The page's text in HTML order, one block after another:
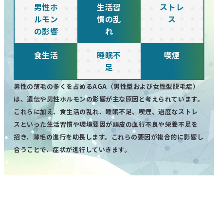
男性ホ
ルモン
の影響
生活習
慣の乱
れ
ストレ
ス
食生活
睡眠不
足
喫煙
男性の薄毛の多くを占めるAGA（男性型および女性型脱毛症）
は、遺伝や男性ホルモンの影響が主な原因と考えられています。
これらに加え、食生活の乱れ、睡眠不足、喫煙、過度なストレ
スといった生活習慣や環境要因が頭皮の血行不良や栄養不足を
招き、薄毛の進行を助長します。これらの要因が複合的に影響し
合うことで、症状が進行していきます。